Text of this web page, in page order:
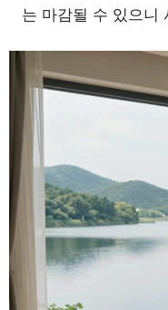
는 마감될 수 있으니